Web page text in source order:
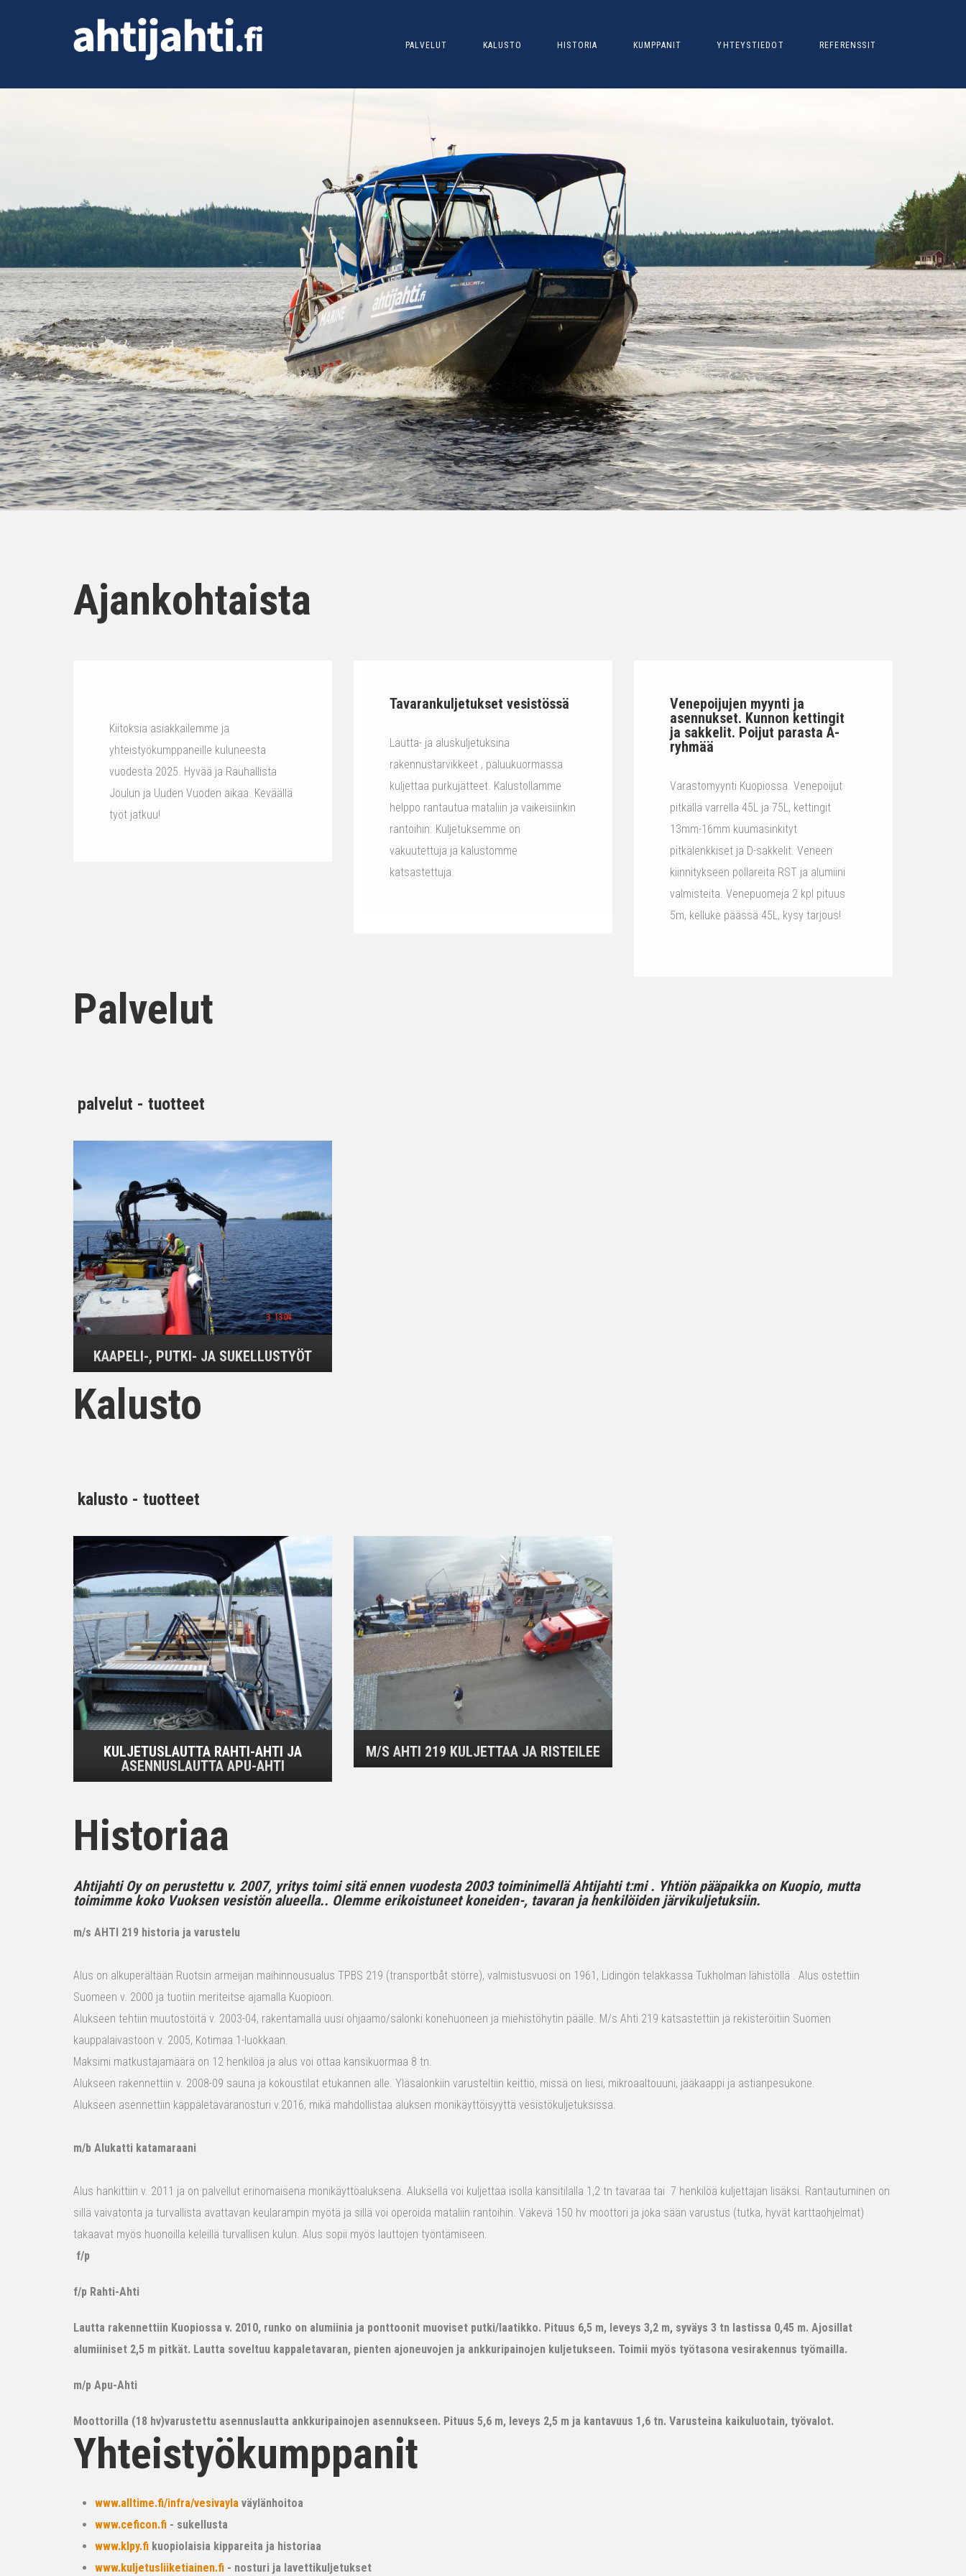
PALVELUT KALUSTO HISTORIA KUMPPANIT YHTEYSTIEDOT REFERENSSIT
Ajankohtaista
Kiitoksia asiakkailemme ja
yhteistyökumppaneille kuluneesta
vuodesta 2025. Hyvää ja Rauhallista
Joulun ja Uuden Vuoden aikaa. Keväällä
työt jatkuu!
Tavarankuljetukset vesistössä
Lautta- ja aluskuljetuksina
rakennustarvikkeet , paluukuormassa
kuljettaa purkujätteet. Kalustollamme
helppo rantautua mataliin ja vaikeisiinkin
rantoihin. Kuljetuksemme on
vakuutettuja ja kalustomme
katsastettuja.
Venepoijujen myynti ja
asennukset. Kunnon kettingit
ja sakkelit. Poijut parasta A-
ryhmää
Varastomyynti Kuopiossa. Venepoijut
pitkällä varrella 45L ja 75L, kettingit
13mm-16mm kuumasinkityt
pitkälenkkiset ja D-sakkelit. Veneen
kiinnitykseen pollareita RST ja alumiini
valmisteita. Venepuomeja 2 kpl pituus
5m, kelluke päässä 45L, kysy tarjous!
Palvelut
palvelut - tuotteet
KAAPELI-, PUTKI- JA SUKELLUSTYÖT
Kalusto
kalusto - tuotteet
KULJETUSLAUTTA RAHTI-AHTI JA
ASENNUSLAUTTA APU-AHTI
M/S AHTI 219 KULJETTAA JA RISTEILEE
Historiaa
Ahtijahti Oy on perustettu v. 2007, yritys toimi sitä ennen vuodesta 2003 toiminimellä Ahtijahti t:mi . Yhtiön pääpaikka on Kuopio, mutta
toimimme koko Vuoksen vesistön alueella.. Olemme erikoistuneet koneiden-, tavaran ja henkilöiden järvikuljetuksiin.
m/s AHTI 219 historia ja varustelu
Alus on alkuperältään Ruotsin armeijan maihinnousualus TPBS 219 (transportbåt större), valmistusvuosi on 1961, Lidingön telakkassa Tukholman lähistöllä . Alus ostettiin
Suomeen v. 2000 ja tuotiin meriteitse ajamalla Kuopioon.
Alukseen tehtiin muutostöitä v. 2003-04, rakentamalla uusi ohjaamo/salonki konehuoneen ja miehistöhytin päälle. M/s Ahti 219 katsastettiin ja rekisteröitiin Suomen
kauppalaivastoon v. 2005, Kotimaa 1-luokkaan.
Maksimi matkustajamäärä on 12 henkilöä ja alus voi ottaa kansikuormaa 8 tn.
Alukseen rakennettiin v. 2008-09 sauna ja kokoustilat etukannen alle. Yläsalonkiin varusteltiin keittiö, missä on liesi, mikroaaltouuni, jääkaappi ja astianpesukone.
Alukseen asennettiin kappaletavaranosturi v.2016, mikä mahdollistaa aluksen monikäyttöisyyttä vesistökuljetuksissa.
m/b Alukatti katamaraani
Alus hankittiin v. 2011 ja on palvellut erinomaisena monikäyttöaluksena. Aluksella voi kuljettaa isolla kansitilalla 1,2 tn tavaraa tai 7 henkilöä kuljettajan lisäksi. Rantautuminen on
sillä vaivatonta ja turvallista avattavan keularampin myötä ja sillä voi operoida mataliin rantoihin. Väkevä 150 hv moottori ja joka sään varustus (tutka, hyvät karttaohjelmat)
takaavat myös huonoilla keleillä turvallisen kulun. Alus sopii myös lauttojen työntämiseen.
f/p
f/p Rahti-Ahti
Lautta rakennettiin Kuopiossa v. 2010, runko on alumiinia ja ponttoonit muoviset putki/laatikko. Pituus 6,5 m, leveys 3,2 m, syväys 3 tn lastissa 0,45 m. Ajosillat
alumiiniset 2,5 m pitkät. Lautta soveltuu kappaletavaran, pienten ajoneuvojen ja ankkuripainojen kuljetukseen. Toimii myös työtasona vesirakennus työmailla.
m/p Apu-Ahti
Moottorilla (18 hv)varustettu asennuslautta ankkuripainojen asennukseen. Pituus 5,6 m, leveys 2,5 m ja kantavuus 1,6 tn. Varusteina kaikuluotain, työvalot.
Yhteistyökumppanit
www.alltime.fi/infra/vesivayla väylänhoitoa
www.ceficon.fi - sukellusta
www.klpy.fi kuopiolaisia kippareita ja historiaa
www.kuljetusliiketiainen.fi - nosturi ja lavettikuljetukset